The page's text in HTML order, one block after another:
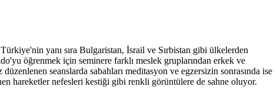
yanı sıra Bulgaristan, İsrail ve Sırbistan gibi ülkelerden
öğrenmek için seminere farklı meslek gruplarından erkek ve
seanslarda sabahları meditasyon ve egzersizin sonrasında ise
hareketler nefesleri kestiği gibi renkli görüntülere de sahne oluyor.